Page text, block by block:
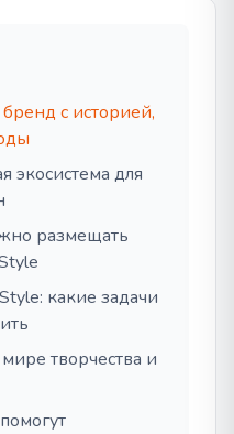
с историей,
экосистема для
размещать
какие задачи
творчества и